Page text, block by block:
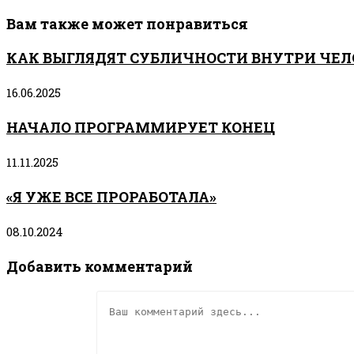
Вам также может понравиться
КАК ВЫГЛЯДЯТ СУБЛИЧНОСТИ ВНУТРИ
16.06.2025
НАЧАЛО ПРОГРАММИРУЕТ КОНЕЦ
11.11.2025
«Я УЖЕ ВСЕ ПРОРАБОТАЛА»
08.10.2024
Добавить комментарий